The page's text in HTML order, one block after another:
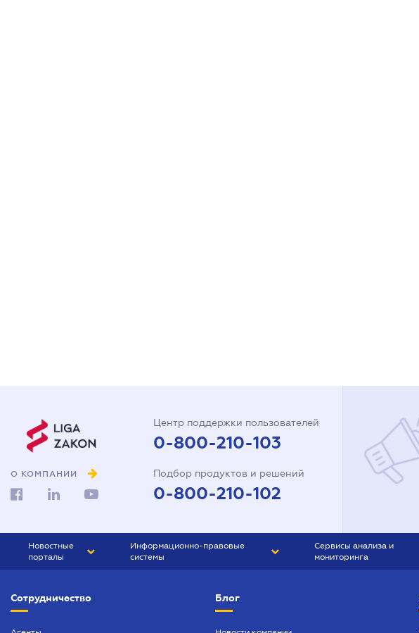
О КОМПАНИИ
Центр поддержки пользователей
0-800-210-103
Подбор продуктов и решений
0-800-210-102
Новостные
порталы
БИЗНЕС
Информационно-правовые
системы
Сервисы анализа и
мониторинга
Сотрудничество Блог